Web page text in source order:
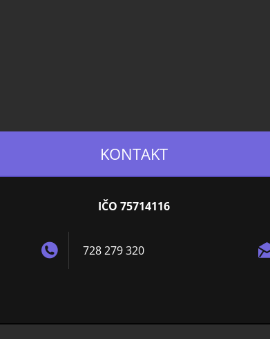
KONTAKT
IČO 75714116
728 279 320